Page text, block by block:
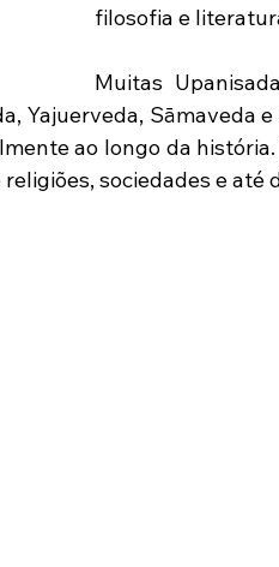
filosofia e
Muitas
Yajuerveda, Sāmaveda
ao longo da
sociedades e até